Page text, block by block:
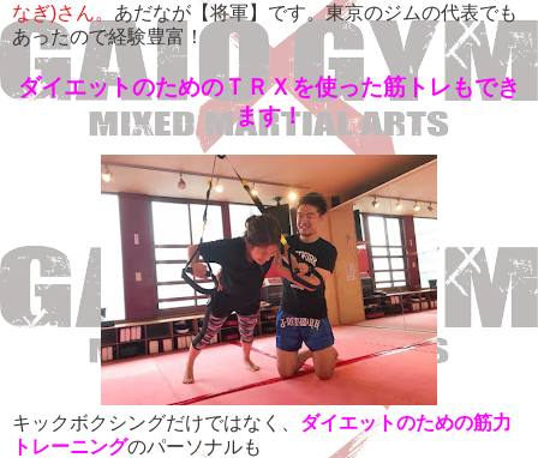
なぎ)さん。 あだなが【将軍】です。東京のジムの代表でも
あったので経験豊富！
ダイエットのためのＴＲＸを使った筋トレもでき
ます！
キックボクシングだけではなく、 ダイエットのための筋力
トレーニングのパーソナルも